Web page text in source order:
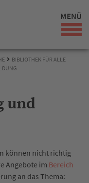
MENÜ
BIBLIOTHEK FÜR ALLE
und
können nicht richtig
Angebote im Bereich
an das Thema: